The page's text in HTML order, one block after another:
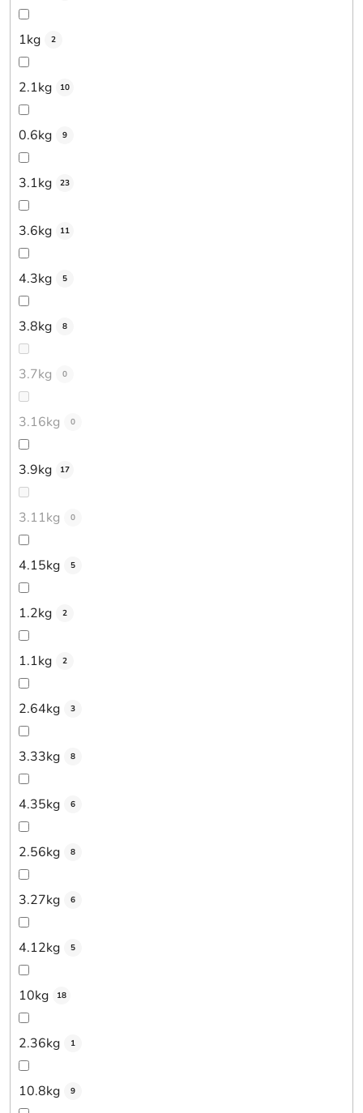
1kg 2
2.1kg 10
0.6kg 9
3.1kg 23
3.6kg 11
4.3kg 5
3.8kg 8
3.7kg 0
3.16kg 0
3.9kg 17
3.11kg 0
4.15kg 5
1.2kg 2
1.1kg 2
2.64kg 3
3.33kg 8
4.35kg 6
2.56kg 8
3.27kg 6
4.12kg 5
10kg 18
2.36kg 1
10.8kg 9